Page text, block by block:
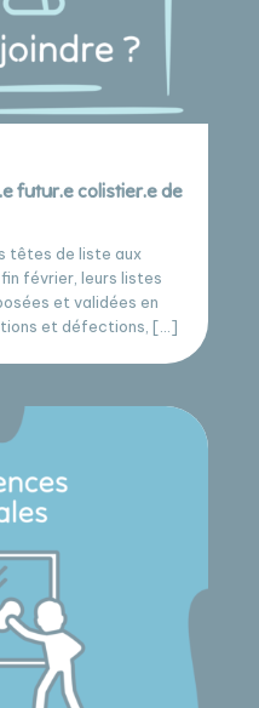
futur.e colistier.e de
têtes de liste aux
février, leurs listes
et validées en
et défections, […]